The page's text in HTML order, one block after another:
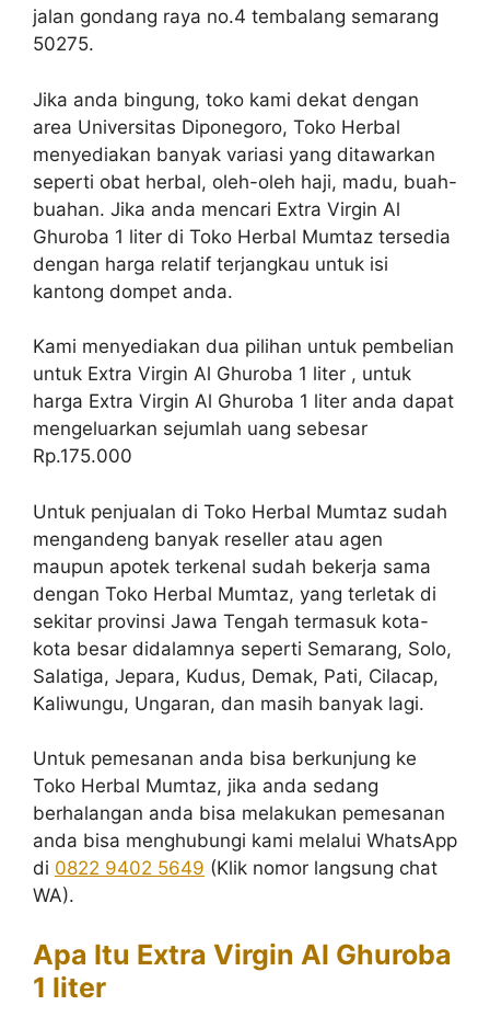
jalan gondang raya no.4 tembalang semarang
50275.
Jika anda bingung, toko kami dekat dengan
area Universitas Diponegoro, Toko Herbal
menyediakan banyak variasi yang ditawarkan
seperti obat herbal, oleh-oleh haji, madu, buah-
buahan. Jika anda mencari Extra Virgin Al
Ghuroba 1 liter di Toko Herbal Mumtaz tersedia
dengan harga relatif terjangkau untuk isi
kantong dompet anda.
Kami menyediakan dua pilihan untuk pembelian
untuk Extra Virgin Al Ghuroba 1 liter , untuk
harga Extra Virgin Al Ghuroba 1 liter anda dapat
mengeluarkan sejumlah uang sebesar
Rp.175.000
Untuk penjualan di Toko Herbal Mumtaz sudah
mengandeng banyak reseller atau agen
maupun apotek terkenal sudah bekerja sama
dengan Toko Herbal Mumtaz, yang terletak di
sekitar provinsi Jawa Tengah termasuk kota-
kota besar didalamnya seperti Semarang, Solo,
Salatiga, Jepara, Kudus, Demak, Pati, Cilacap,
Kaliwungu, Ungaran, dan masih banyak lagi.
Untuk pemesanan anda bisa berkunjung ke
Toko Herbal Mumtaz, jika anda sedang
berhalangan anda bisa melakukan pemesanan
anda bisa menghubungi kami melalui WhatsApp
di 0822 9402 5649 (Klik nomor langsung chat
WA).
Apa Itu Extra Virgin Al Ghuroba
1 liter